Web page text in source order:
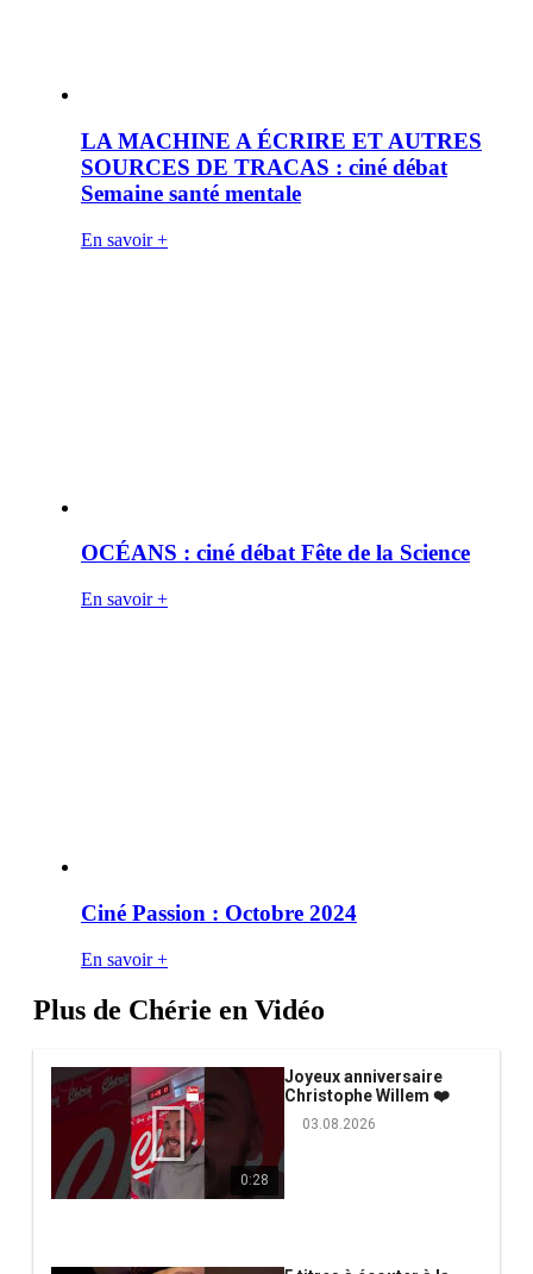
LA MACHINE A ÉCRIRE ET AUTRES
SOURCES DE TRACAS : ciné débat
Semaine santé mentale
En savoir +
OCÉANS : ciné débat Fête de la Science
En savoir +
Ciné Passion : Octobre 2024
En savoir +
Plus de Chérie en Vidéo
0:28
Joyeux anniversaire
Christophe Willem ❤️
03.08.2026